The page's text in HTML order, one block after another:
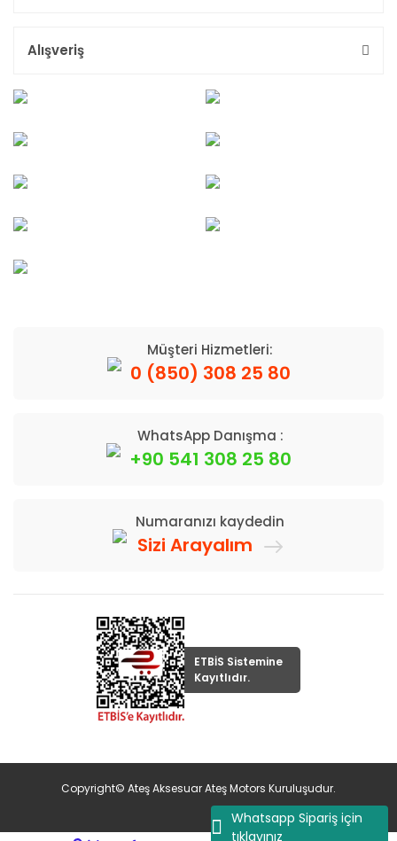
Whatsapp Sipariş için
tıklayınız
Alışveriş
Müşteri Hizmetleri:
0 (850) 308 25 80
WhatsApp Danışma :
+90 541 308 25 80
Numaranızı kaydedin
Sizi Arayalım
ETBİS Sistemine
Kayıtlıdır.
Copyright© Ateş Aksesuar Ateş Motors Kuruluşudur.